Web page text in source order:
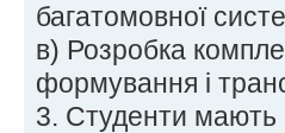
багатомовної
в) Розробка
формування і
3. Студенти мають